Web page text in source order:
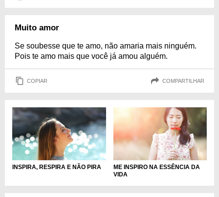
Muito amor
Se soubesse que te amo, não amaria mais ninguém.
Pois te amo mais que você já amou alguém.
COPIAR COMPARTILHAR
INSPIRA, RESPIRA E NÃO PIRA
ME INSPIRO NA ESSÊNCIA DA
VIDA